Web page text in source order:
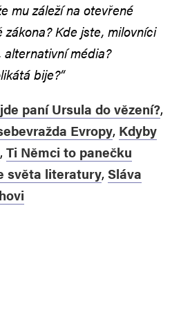
mu záleží na otevřené
Kde jste, milovníci
média?
bije?“
paní Ursula do vězení?,
Evropy, Kdyby
, Ti Němci to panečku
světa literatury, Sláva